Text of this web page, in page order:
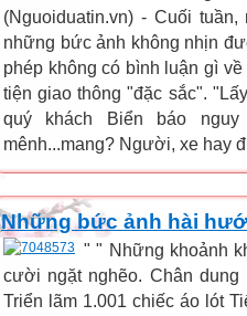
(Nguoiduatin.vn) - Cuối
những bức ảnh không nhịn
phép không có bình luận gì
tiện giao thông "đặc sắc".
quý khách Biển báo
mênh...mang? Người, xe hay
Những bức ảnh hài
" " Những khoảnh
cười ngặt nghẽo. Chân
Triển lãm 1.001 chiếc áo lót